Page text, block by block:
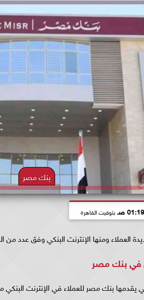
بنك مصر
01:19 صـ بتوقيت القاهرة
ومنها الإنترنت البنكي وفق عدد من
في بنك مصر
بنك مصر للعملاء في الإنترنت البنكي